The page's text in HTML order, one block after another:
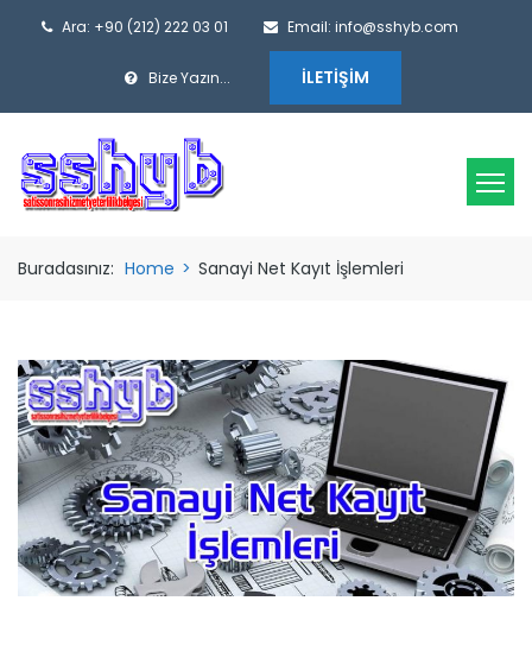
Ara: +90 (212) 222 03 01 Email: info@sshyb.com
Bize Yazın... İLETIŞIM
Buradasınız: Home > Sanayi Net Kayıt İşlemleri